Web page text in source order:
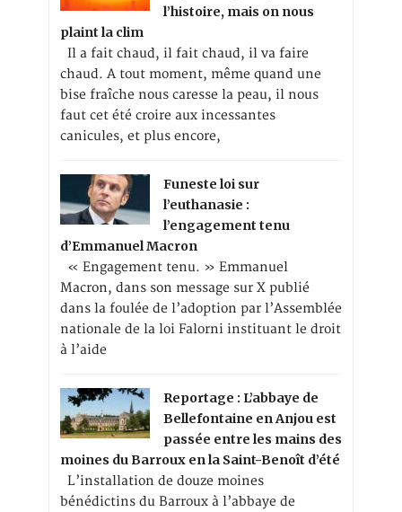
l’histoire, mais on nous
plaint la clim
Il a fait chaud, il fait chaud, il va faire
chaud. A tout moment, même quand une
bise fraîche nous caresse la peau, il nous
faut cet été croire aux incessantes
canicules, et plus encore,
Funeste loi sur
l’euthanasie :
l’engagement tenu
d’Emmanuel Macron
« Engagement tenu. » Emmanuel
Macron, dans son message sur X publié
dans la foulée de l’adoption par l’Assemblée
nationale de la loi Falorni instituant le droit
à l’aide
Reportage : L’abbaye de
Bellefontaine en Anjou est
passée entre les mains des
moines du Barroux en la Saint-Benoît d’été
L’installation de douze moines
bénédictins du Barroux à l’abbaye de